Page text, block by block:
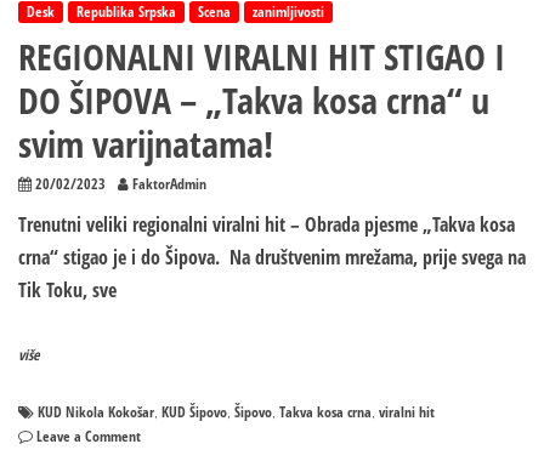
Desk Republika Srpska Scena zanimljivosti
REGIONALNI VIRALNI HIT STIGAO I
DO ŠIPOVA – „Takva kosa crna“ u
svim varijnatama!
20/02/2023 FaktorAdmin
Trenutni veliki regionalni viralni hit – Obrada pjesme „Takva kosa
crna“ stigao je i do Šipova. Na društvenim mrežama, prije svega na
Tik Toku, sve
više
KUD Nikola Kokošar, KUD Šipovo, Šipovo, Takva kosa crna, viralni hit
Leave a Commenton